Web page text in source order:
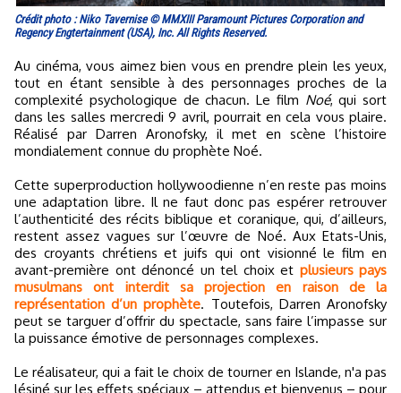
Crédit photo : Niko Tavernise © MMXIII Paramount Pictures Corporation and
Regency Engtertainment (USA), Inc. All Rights Reserved.
Au cinéma, vous aimez bien vous en prendre plein les yeux,
tout en étant sensible à des personnages proches de la
complexité psychologique de chacun. Le film Noé, qui sort
dans les salles mercredi 9 avril, pourrait en cela vous plaire.
Réalisé par Darren Aronofsky, il met en scène l’histoire
mondialement connue du prophète Noé.
Cette superproduction hollywoodienne n’en reste pas moins
une adaptation libre. Il ne faut donc pas espérer retrouver
l’authenticité des récits biblique et coranique, qui, d’ailleurs,
restent assez vagues sur l’œuvre de Noé. Aux Etats-Unis,
des croyants chrétiens et juifs qui ont visionné le film en
avant-première ont dénoncé un tel choix et plusieurs pays
musulmans ont interdit sa projection en raison de la
représentation d’un prophète. Toutefois, Darren Aronofsky
peut se targuer d’offrir du spectacle, sans faire l’impasse sur
la puissance émotive de personnages complexes.
Le réalisateur, qui a fait le choix de tourner en Islande, n'a pas
lésiné sur les effets spéciaux – attendus et bienvenus – pour